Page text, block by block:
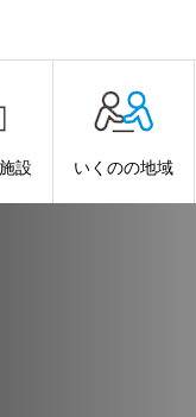
設 いくのの地域